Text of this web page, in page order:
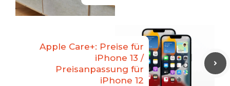
Apple Care+: Preise für
iPhone 13 /
Preisanpassung für
iPhone 12